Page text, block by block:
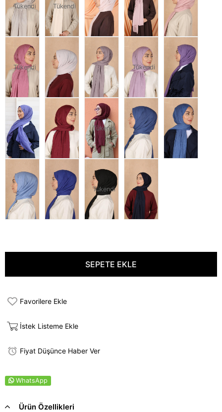
Tükendi Tükendi
Tükendi Tükendi
Tükendi
Tükendi
Favorilere Ekle
İstek Listeme Ekle
Fiyat Düşünce Haber Ver
WhatsApp
Ürün Özellikleri